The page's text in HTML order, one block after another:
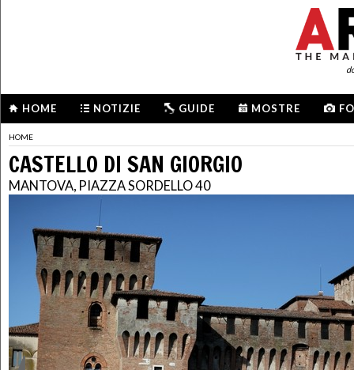
HOME NOTIZIE GUIDE MOSTRE
HOME
CASTELLO DI SAN GIORGIO
MANTOVA, PIAZZA SORDELLO 40